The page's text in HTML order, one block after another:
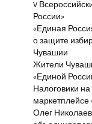
V
России»
«Единая
о защите
Чувашии
Жители
«Единой
Налоговики
маркетплейсе
Олег